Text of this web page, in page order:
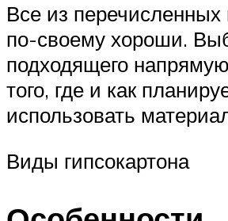
Все из перечисленных
по-своему хороши.
подходящего
того, где и как
использовать
Виды гипсокартона